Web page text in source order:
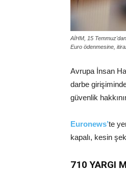
AİHM, 15
Euro ödenmesine,
Avrupa İnsan
darbe
güvenlik
Euronews’te
kapalı, kesin
710 YARGI